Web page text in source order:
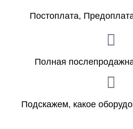
Постоплата,
Полная
Подскажем, какое